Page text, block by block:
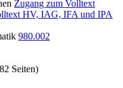
Zugang zum Volltext
HV, IAG, IFA und IPA
980.002
Seiten)